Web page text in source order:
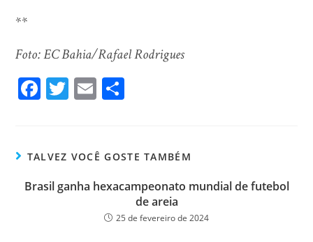
**
Foto: EC Bahia/Rafael Rodrigues
Fa
ok
T
er
E
TALVEZ VOCÊ GOSTE TAMBÉM
Brasil ganha hexacampeonato mundial de futebol
de areia
25 de fevereiro de 2024